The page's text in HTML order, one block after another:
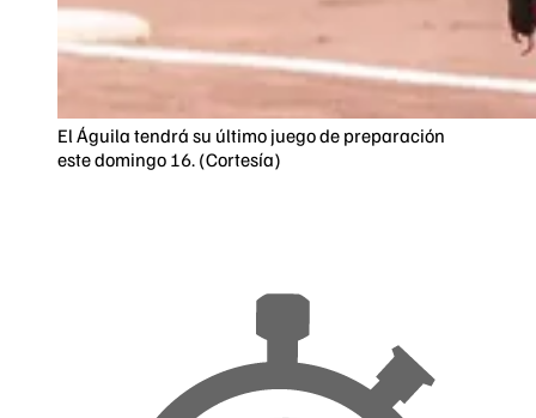
El Águila tendrá su último juego de preparación
este domingo 16. (Cortesía)